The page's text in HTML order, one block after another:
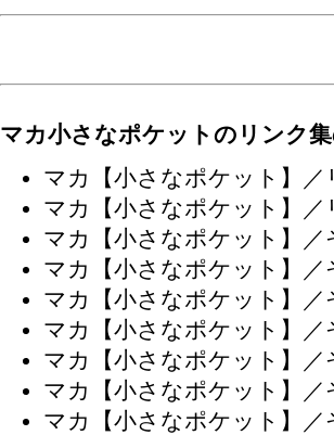
マカ小さなポケットのリンク
マカ【小さなポケット】／
マカ【小さなポケット】／
マカ【小さなポケット】／
マカ【小さなポケット】／
マカ【小さなポケット】／
マカ【小さなポケット】／
マカ【小さなポケット】／
マカ【小さなポケット】／
マカ【小さなポケット】／